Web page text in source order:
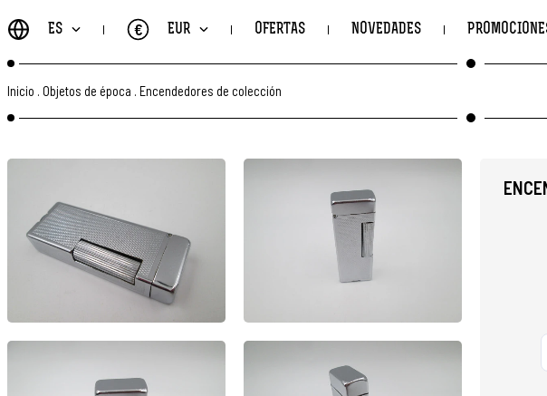
ES EUR
€ OFERTAS NOVEDADES
Inicio Objetos de época Encendedores de colección